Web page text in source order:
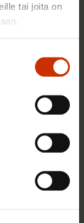
tai joita on
ja